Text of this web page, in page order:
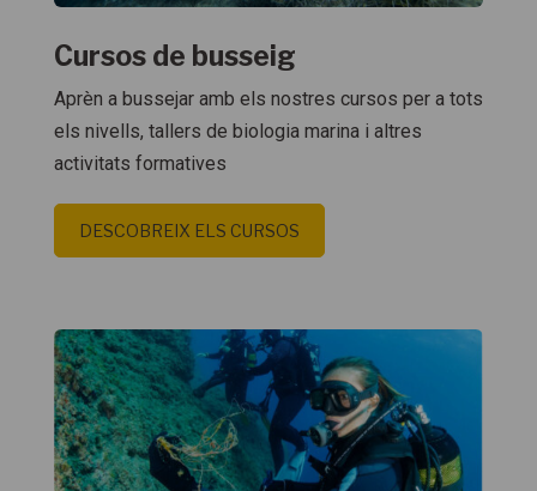
Cursos de busseig
Aprèn a bussejar amb els nostres cursos per a tots
els nivells, tallers de biologia marina i altres
activitats formatives
DESCOBREIX ELS CURSOS